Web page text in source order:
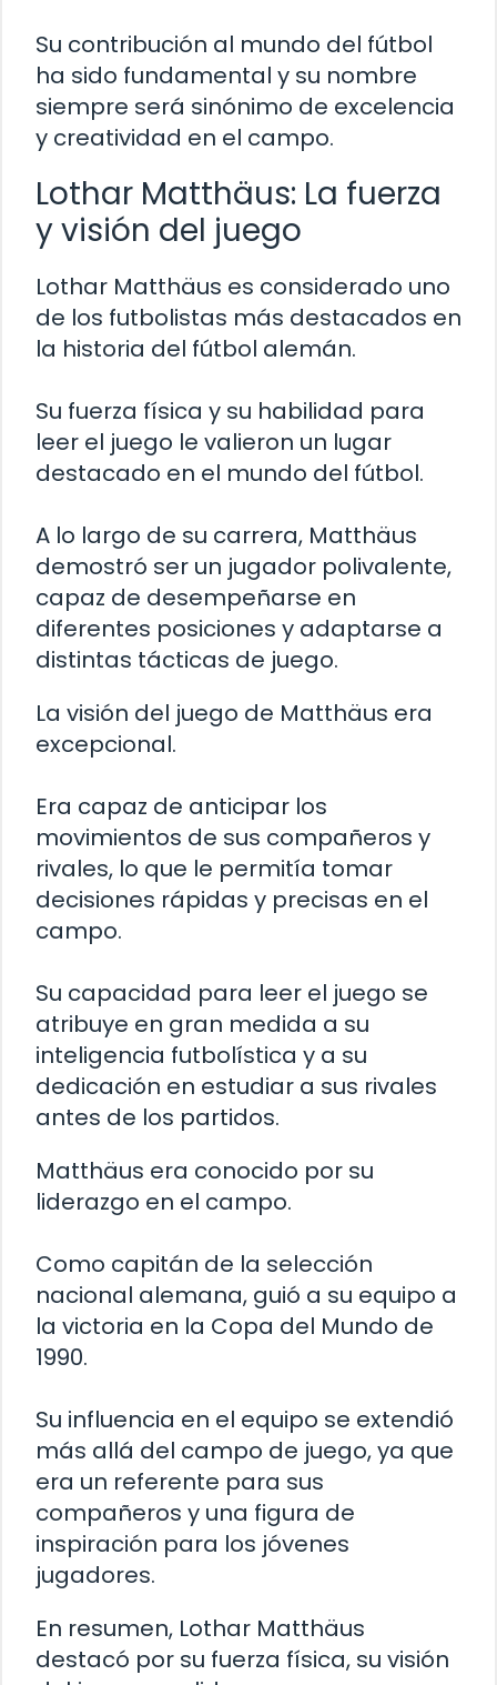
Su contribución al mundo del fútbol
ha sido fundamental y su nombre
siempre será sinónimo de excelencia
y creatividad en el campo.
Lothar Matthäus: La fuerza
y visión del juego
Lothar Matthäus es considerado uno
de los futbolistas más destacados en
la historia del fútbol alemán.
Su fuerza física y su habilidad para
leer el juego le valieron un lugar
destacado en el mundo del fútbol.
A lo largo de su carrera, Matthäus
demostró ser un jugador polivalente,
capaz de desempeñarse en
diferentes posiciones y adaptarse a
distintas tácticas de juego.
La visión del juego de Matthäus era
excepcional.
Era capaz de anticipar los
movimientos de sus compañeros y
rivales, lo que le permitía tomar
decisiones rápidas y precisas en el
campo.
Su capacidad para leer el juego se
atribuye en gran medida a su
inteligencia futbolística y a su
dedicación en estudiar a sus rivales
antes de los partidos.
Matthäus era conocido por su
liderazgo en el campo.
Como capitán de la selección
nacional alemana, guió a su equipo a
la victoria en la Copa del Mundo de
1990.
Su influencia en el equipo se extendió
más allá del campo de juego, ya que
era un referente para sus
compañeros y una figura de
inspiración para los jóvenes
jugadores.
En resumen, Lothar Matthäus
destacó por su fuerza física, su visión